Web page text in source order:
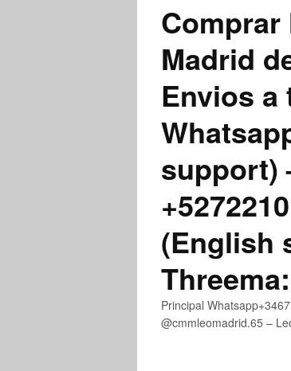
Comprar
Madrid
Envios a
support)
(English
Principal
@cmmleomadrid.65 –